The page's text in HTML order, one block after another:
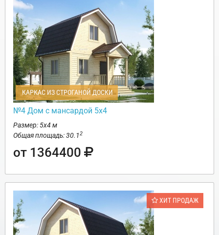
КАРКАС ИЗ СТРОГАНОЙ ДОСКИ
№4 Дом с мансардой 5х4
Размер: 5х4 м
Общая площадь: 30.12
от 1364400
ХИТ ПРОДАЖ